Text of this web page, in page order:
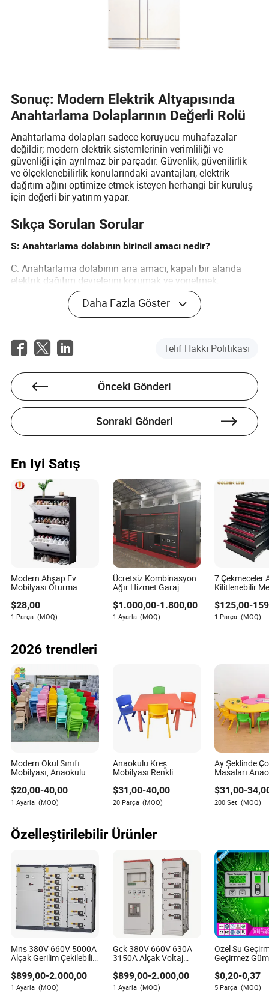
Sonuç: Modern Elektrik Altyapısında
Anahtarlama Dolaplarının Değerli Rolü
Anahtarlama dolapları sadece koruyucu muhafazalar
değildir; modern elektrik sistemlerinin verimliliği ve
güvenliği için ayrılmaz bir parçadır. Güvenlik, güvenilirlik
ve ölçeklenebilirlik konularındaki avantajları, elektrik
dağıtım ağını optimize etmek isteyen herhangi bir kuruluş
için değerli bir yatırım yapar.
Sıkça Sorulan Sorular
S: Anahtarlama dolabının birincil amacı nedir?
C: Anahtarlama dolabının ana amacı, kapalı bir alanda
elektrik dağıtım devrelerini korumak ve yönetmek,
güvenlik, güvenilirlik ve verimlilik sağlamaktır.
S: İhtiyaçlarım için doğru boyutta bir anahtarlama
C: Mevcut elektrik gereksinimlerinizi değerlendirin ve
bulundurarak anahtarlama dolabının ihtiyaçlarınızı
karşılayabileceğinden emin olun.
S: Saygın bir üretici seçmek neden önemlidir?
C: Saygın bir üretici, kalite ve güvenilirlik güvencesi sağlar,
garanti eder.
Devin Franklin
Yazar
Devin Franklin, elektrik ve elektronik endüstrisinde
geniş deneyime sahip deneyimli bir yazardır.
Tedarikçilerin teslimat gecikmelerini en aza
indirebilecek verimli lojistik ağlara sahip olup
düzene sokmak ve zamanında teslimatları sağlamak
Daha Fazla Göster
Telif Hakkı Politikası
Önceki Gönderi
Sonraki Gönderi
En Iyi Satış
Modern Ahşap Ev
Mobilyası Oturma
Odası Kabini Ayakkabı
Rafı Depolama Kabini
$28,00
1 Parça (MOQ)
Ücretsiz Kombinasyon
Ağır Hizmet Garaj
Depolama Atölyesi Alet
Dolabı Çalışma Masası
$1.000,00-1.800,00
1 Ayarla (MOQ)
7 Çekmeceler
Kilitlenebilir
Depolama
Tekerlekli
$125,00-
1 Parça (MOQ)
2026 trendleri
Modern Okul Sınıfı
Mobilyası, Anaokulu
Çocuk Mobilyası, Kreş
Metal Mobilyası, İlkokul
Mobilyası Dayanıklı
Plastik Sandalye
$20,00-40,00
1 Ayarla (MOQ)
Anaokulu Kreş
Mobilyası Renkli
Çocuklar Plastik Okul
Masası Sandalye Seti
$31,00-40,00
20 Parça (MOQ)
Ay Şeklinde
Masaları
Mobilyası
Sandalyeler
Seti
$31,00-
200 Set (MOQ)
Özelleştirilebilir Ürünler
Mns 380V 660V 5000A
Alçak Gerilim Çekilebilir
Anahtar Kontrol Kabini
$899,00-2.000,00
1 Ayarla (MOQ)
Gck 380V 660V 630A
3150A Alçak Voltaj
Anahtarı Kabini
$899,00-2.000,00
1 Ayarla (MOQ)
Özel Su
Geçirmez
Metal Kubbe
PC ITO
Anahtar
$0,20-0,37
5 Parça (MOQ)